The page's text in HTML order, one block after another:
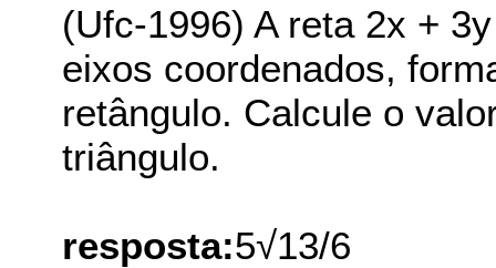
(Ufc-1996) A reta 2x +
eixos coordenados,
retângulo. Calcule o
triângulo.
resposta:5√13/6